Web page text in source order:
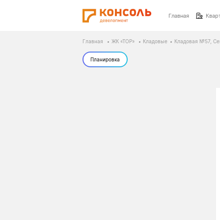
Главная
Главная ЖК «ТОР» Кладовые Кладовая №57,
Планировка